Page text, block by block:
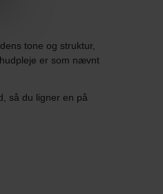
tone og struktur,
er som nævnt
så du ligner en på